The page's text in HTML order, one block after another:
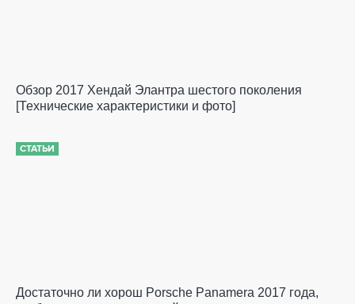
Обзор 2017 Хендай Элантра шестого поколения
[Технические характеристики и фото]
СТАТЬИ
Достаточно ли хорош Porsche Panamera 2017 года,